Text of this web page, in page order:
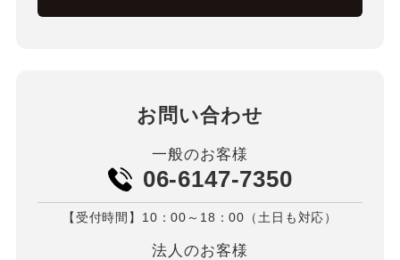
お問い合わせ
一般のお客様
06-6147-7350
【受付時間】10：00～18：00（土日も対応）
法人のお客様